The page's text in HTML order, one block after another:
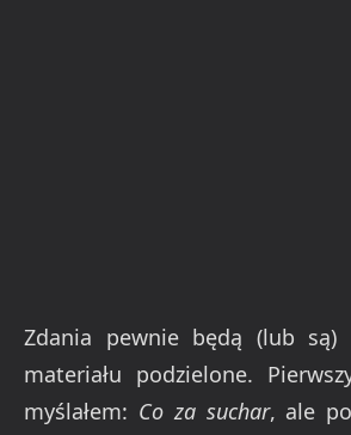
Zdania pewnie będą (lub
materiału podzielone.
myślałem: Co za suchar, ale